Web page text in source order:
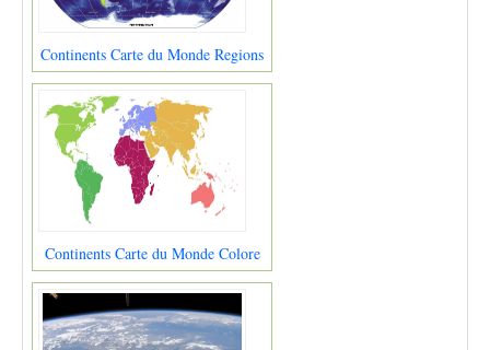
Continents Carte du Monde Regions
Continents Carte du Monde Colore